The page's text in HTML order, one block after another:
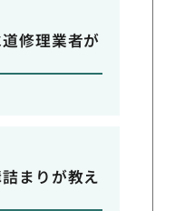
修理業者が
まりが教え